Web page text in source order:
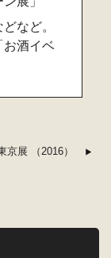
など。
お酒イベ
京展 （2016）